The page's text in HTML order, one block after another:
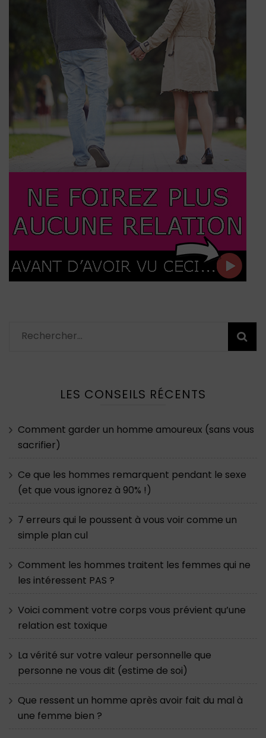
Rechercher :
LES CONSEILS RÉCENTS
Comment garder un homme amoureux (sans vous
sacrifier)
Ce que les hommes remarquent pendant le sexe
(et que vous ignorez à 90% !)
7 erreurs qui le poussent à vous voir comme un
simple plan cul
Comment les hommes traitent les femmes qui ne
les intéressent PAS ?
Voici comment votre corps vous prévient qu’une
relation est toxique
La vérité sur votre valeur personnelle que
personne ne vous dit (estime de soi)
Que ressent un homme après avoir fait du mal à
une femme bien ?